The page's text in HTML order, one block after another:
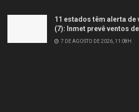
11 estados têm alerta de
(7): Inmet prevê ventos
7 DE AGOSTO DE 2026, 11:08H